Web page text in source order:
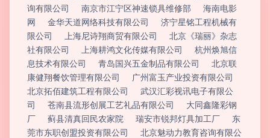
询有限公司
南京市江宁区神速锁具维修部
海南电影
网
金华天道网络科技有限公司
济宁星铭工程机械有
限公司
上海尼诗翔商贸有限公司
北京《瑞丽》杂志
社有限公司
上海耕鸿文化传媒有限公司
杭州焕旭信
息技术有限公司
青岛国兴五金制品有限公司
北京联
康健翔餐饮管理有限公司
广州富玉产业投资有限公司
北京拓佰建筑工程有限公司
武汉汇彩视讯电子有限公
司
苍南县流形创展工艺礼品有限公司
大同鑫隆彩钢
厂
蓟县清真回民农家院 瑞安市锐邦灯具加工厂
东
莞市东职创盟投资有限公司
北京魅动力教育咨询有限公